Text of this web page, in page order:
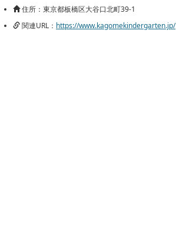
住所：東京都板橋区大谷口北町39-1
関連URL： https://www.kagomekindergarten.jp/